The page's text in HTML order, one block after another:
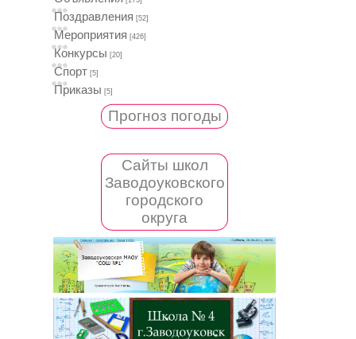
Поздравления [52]
Мероприятия [426]
Конкурсы [20]
Спорт [5]
Приказы [5]
Прогноз погоды
Сайты школ
Заводоуковского
городского
округа